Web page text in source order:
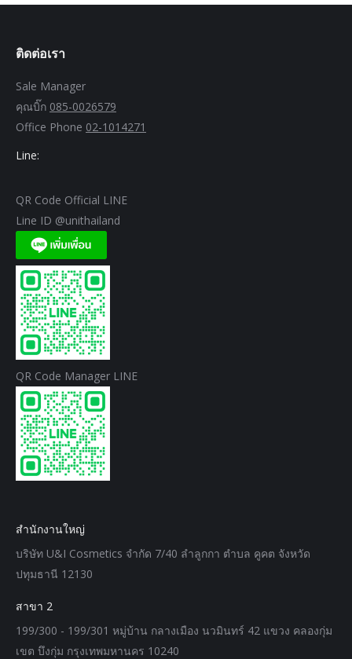
ติดต่อเรา
Sale Manager
คุณบิ๊ก 085-0026579
Office Phone 02-1014271
Line:
QR Code Official LINE
Line ID @unithailand
QR Code Manager LINE
สำนักงานใหญ่
บริษัท U&I Cosmetics จำกัด 7/40 ลำลูกกา ตำบล คูคต จังหวัด
ปทุมธานี 12130
สาขา 2
199/300 - 199/301 หมู่บ้าน กลางเมือง นวมินทร์ 42 แขวง คลองกุ่ม
เขต บึงกุ่ม กรุงเทพมหานคร 10240